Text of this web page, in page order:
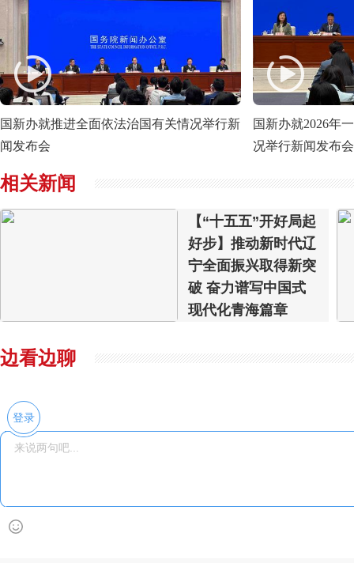
国新办就推进全面依法治国有关情况举行新
闻发布会
国新办就2026年
况举行新闻发布会
相关新闻
【“十五五”开好局起
好步】推动新时代辽
宁全面振兴取得新突
破 奋力谱写中国式
现代化青海篇章
边看边聊
登录